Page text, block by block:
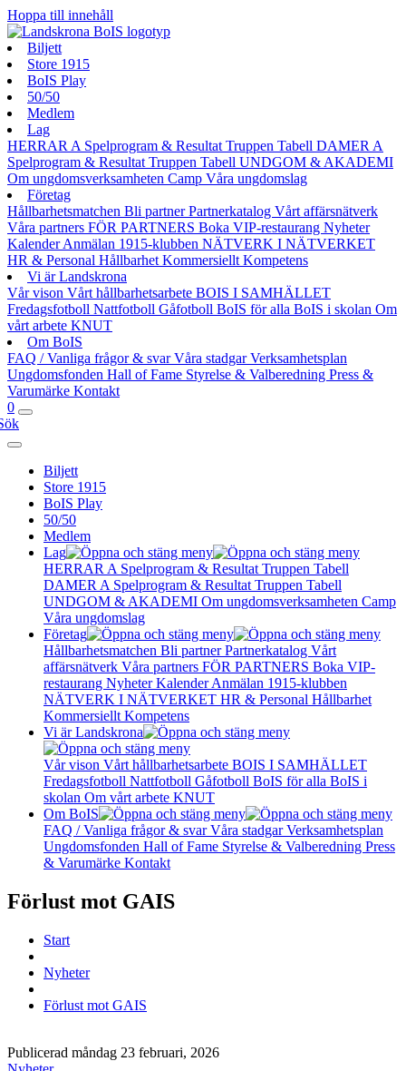
Hoppa till innehåll
Biljett
Store 1915
BoIS Play
50/50
Medlem
Lag
HERRAR A Spelprogram & Resultat Truppen Tabell DAMER A
Spelprogram & Resultat Truppen Tabell UNDGOM & AKADEMI
Om ungdomsverksamheten Camp Våra ungdomslag
Företag
Hållbarhetsmatchen Bli partnerPartnerkatalog Vårt affärsnätverk
Våra partners FÖR PARTNERS Boka VIP-restaurang Nyheter
KalenderAnmälan 1915-klubben NÄTVERK I NÄTVERKET
HR & Personal Hållbarhet Kommersiellt Kompetens
Vi är Landskrona
Vår vison Vårt hållbarhetsarbete BOIS I SAMHÄLLET
Fredagsfotboll Nattfotboll Gåfotboll BoIS för alla BoIS i skolan Om
vårt arbete KNUT
Om BoIS
FAQ / Vanliga frågor & svarVåra stadgarVerksamhetsplan
Ungdomsfonden Hall of Fame Styrelse & Valberedning Press &
Varumärke Kontakt
0
Biljett
Store 1915
BoIS Play
50/50
Medlem
Lag
HERRAR A Spelprogram & Resultat Truppen Tabell
DAMER A Spelprogram & Resultat Truppen Tabell
UNDGOM & AKADEMI Om ungdomsverksamheten Camp
Våra ungdomslag
Företag
Hållbarhetsmatchen Bli partnerPartnerkatalog Vårt
affärsnätverk Våra partners FÖR PARTNERS Boka VIP-
restaurang NyheterKalenderAnmälan 1915-klubben
NÄTVERK I NÄTVERKET HR & Personal Hållbarhet
Kommersiellt Kompetens
Vi är Landskrona
Vår vison Vårt hållbarhetsarbete BOIS I SAMHÄLLET
Fredagsfotboll Nattfotboll Gåfotboll BoIS för alla BoIS i
skolan Om vårt arbete KNUT
Om BoIS
FAQ / Vanliga frågor & svarVåra stadgarVerksamhetsplan
Ungdomsfonden Hall of Fame Styrelse & Valberedning Press
& Varumärke Kontakt
Förlust mot GAIS
Start
Nyheter
Förlust mot GAIS
Publicerad måndag 23 februari, 2026